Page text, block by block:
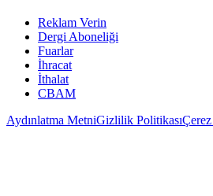
Reklam Verin
Dergi Aboneliği
Fuarlar
İhracat
İthalat
CBAM
Aydınlatma MetniGizlilik Politikası